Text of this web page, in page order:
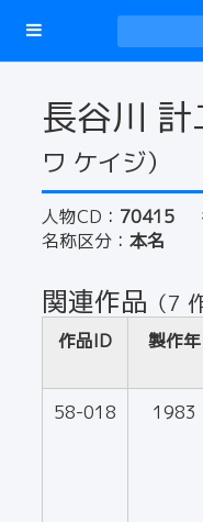
長谷川 計
ワ ケイジ）
人物CD： 70415
名称区分： 本名
関連作品 （7
作品ID 製作年
58-018 1983